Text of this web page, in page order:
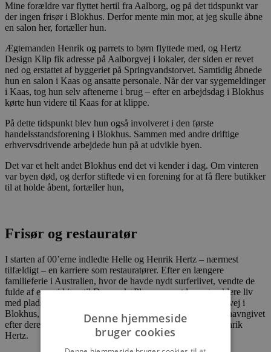
Mine forældre var flyttet hertil fra Aalborg, og på det tidspunkt var
der ingen frisør i Blokhus. Derfor mente min mor, at jeg skulle åbne
en salon her, fortæller hun.
Ægtemanden Henrik og parrets to børn flyttede med, og Hertz
Design Klip fik adresse på Aalborgvej i lokaler, der siden er revet
ned og erstattet af byggeriet på Springvandstorvet. Samtidig åbnede
hun en salon i Kaas og ansatte personale. Når der var sygemeldinger
i Kaas, tog hun selv aftenerne i brug – efter en arbejdsdag i Blokhus
kørte hun videre til Kaas for at klippe.
På dette tidspunkt blev hun også involveret i den første
handelsstandsforening i Blokhus. Sammen med andre driftige
erhvervsdrivende arbejdede hun på at udvikle byen.
Det var et helt andet Blokhus end det vi kender i dag. Om vinteren
var byen død, og derfor stiftede vi en forening for at få flere butikker
til at holde åbent, fortæller hun,
Frisør og restauratør
I starten af 00’erne indledte Helle og Henrik Hertz – nærmest
tilfældigt – en karriere som restauratører. Efter en længere
familieferie i Australien, hvor de havde nydt surferlivet, vendte de
fulde af energi hjem til Danmark. Planen var at leve et enklere liv
med plads til rejser, men i stedet købte de en café på Høkervej i
Blokhus, hvor de åbnede spisestedet Fisken og Krebsen – navngivet
efter deres stjernetegn og med et logo tegnet i al hast af Henrik
Hertz.
Denne hjemmeside
bruger cookies